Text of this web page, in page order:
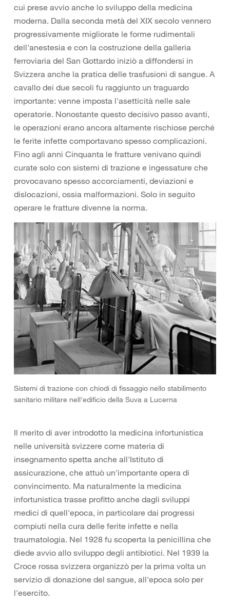
cui prese avvio anche lo sviluppo della medicina
moderna. Dalla seconda metà del XIX secolo vennero
progressivamente migliorate le forme rudimentali
dell'anestesia e con la costruzione della galleria
ferroviaria del San Gottardo iniziò a diffondersi in
Svizzera anche la pratica delle trasfusioni di sangue. A
cavallo dei due secoli fu raggiunto un traguardo
importante: venne imposta l'asetticità nelle sale
operatorie. Nonostante questo decisivo passo avanti,
le operazioni erano ancora altamente rischiose perché
le ferite infette comportavano spesso complicazioni.
Fino agli anni Cinquanta le fratture venivano quindi
curate solo con sistemi di trazione e ingessature che
provocavano spesso accorciamenti, deviazioni e
dislocazioni, ossia malformazioni. Solo in seguito
operare le fratture divenne la norma.
Sistemi di trazione con chiodi di fissaggio nello stabilimento
sanitario militare nell'edificio della Suva a Lucerna
Il merito di aver introdotto la medicina infortunistica
nelle università svizzere come materia di
insegnamento spetta anche all'Istituto di
assicurazione, che attuò un'importante opera di
convincimento. Ma naturalmente la medicina
infortunistica trasse profitto anche dagli sviluppi
medici di quell'epoca, in particolare dai progressi
compiuti nella cura delle ferite infette e nella
traumatologia. Nel 1928 fu scoperta la penicillina che
diede avvio allo sviluppo degli antibiotici. Nel 1939 la
Croce rossa svizzera organizzò per la prima volta un
servizio di donazione del sangue, all'epoca solo per
l'esercito.